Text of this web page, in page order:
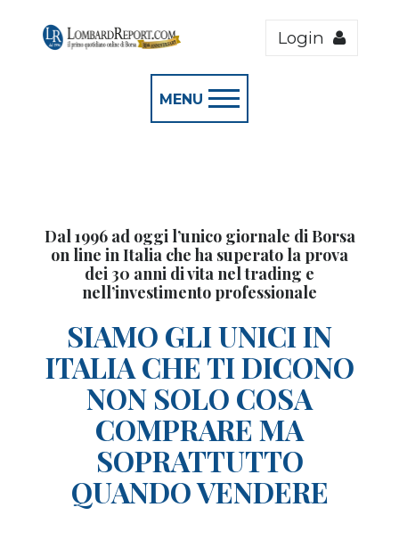
Login
MENU
Dal 1996 ad oggi l’unico giornale di Borsa
on line in Italia che ha superato la prova
dei 30 anni di vita nel trading e
nell’investimento professionale
SIAMO GLI UNICI IN
ITALIA CHE TI DICONO
NON SOLO COSA
COMPRARE MA
SOPRATTUTTO
QUANDO VENDERE